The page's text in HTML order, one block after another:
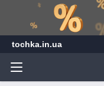
tochka.in.ua